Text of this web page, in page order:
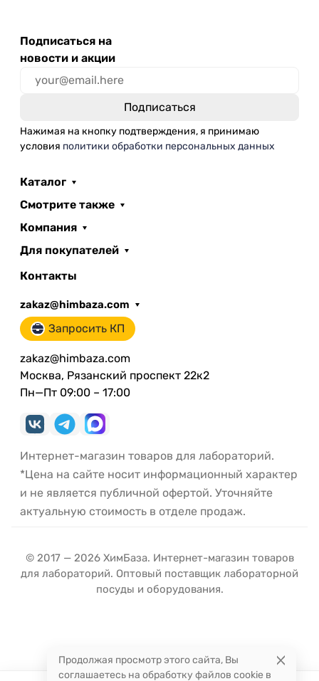
Подписаться на
новости и акции
Нажимая на кнопку подтверждения, я принимаю
условия политики обработки персональных данных
Каталог
Смотрите также
Компания
Для покупателей
Контакты
zakaz@himbaza.com
Запросить КП
zakaz@himbaza.com
Москва, Рязанский проспект 22к2
Пн—Пт 09:00 – 17:00
Интернет-магазин товаров для лабораторий.
*Цена на сайте носит информационный характер
и не является публичной офертой. Уточняйте
актуальную стоимость в отделе продаж.
© 2017 — 2026 ХимБаза. Интернет-магазин товаров
для лабораторий. Оптовый поставщик лабораторной
посуды и оборудования.
Продолжая просмотр этого сайта, Вы
соглашаетесь на обработку файлов cookie в